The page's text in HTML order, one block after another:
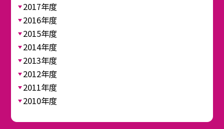
2017年度
2016年度
2015年度
2014年度
2013年度
2012年度
2011年度
2010年度